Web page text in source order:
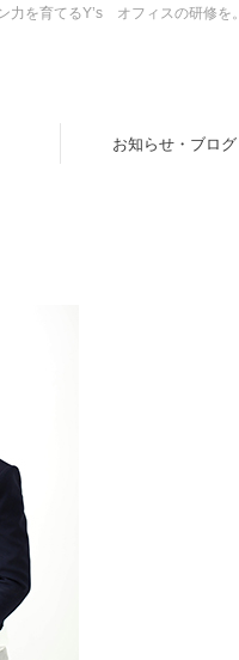
力を育てるY’s オフィスの研修を。
お知らせ・ブログ